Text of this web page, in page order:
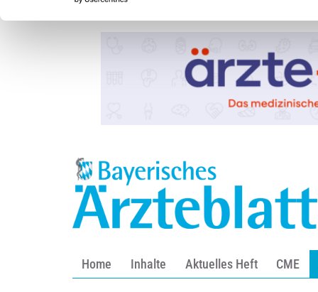
Home Inhalte Aktuelles Heft CME